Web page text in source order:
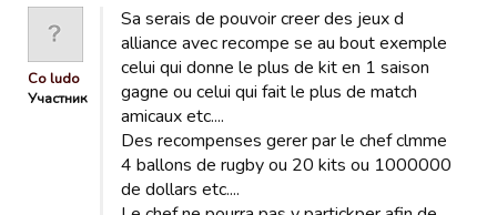
Co ludo
Участник
Sa serais de pouvoir creer des jeux d
alliance avec recompe se au bout exemple
celui qui donne le plus de kit en 1 saison
gagne ou celui qui fait le plus de match
amicaux etc....
Des recompenses gerer par le chef clmme
4 ballons de rugby ou 20 kits ou 1000000
de dollars etc....